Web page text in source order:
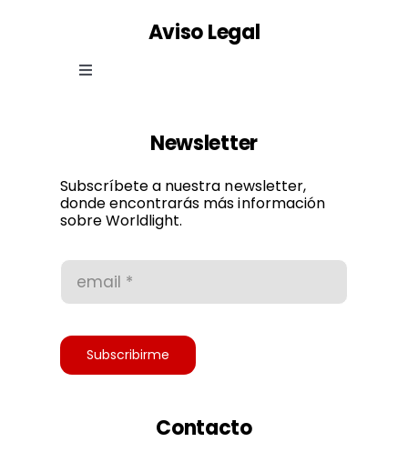
Aviso Legal
Toggle
Política de privacidad
Accesibilidad
Newsletter
Subscríbete a nuestra newsletter,
donde encontrarás más información
sobre Worldlight.
Subscribirme
Contacto